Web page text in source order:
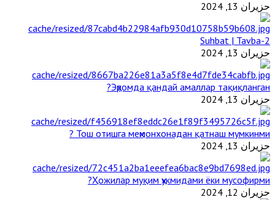
حزيران 13, 2024
2-Suhbat | Tavba
حزيران 13, 2024
Эҳромда қандай амаллар тақиқланган?
حزيران 13, 2024
Тош отишга меҳмонхонадан қатнаш мумкинми ?
حزيران 13, 2024
Ҳожилар муқим ҳукмидами ёки мусофирми?
حزيران 12, 2024